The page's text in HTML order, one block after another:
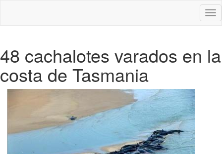
48 cachalotes varados en la
costa de Tasmania